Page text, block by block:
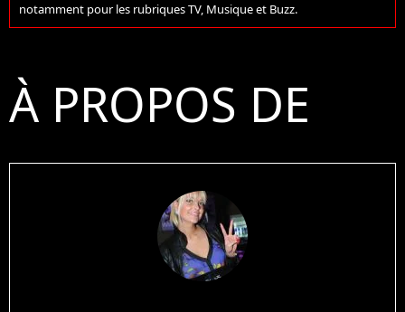
notamment pour les rubriques TV, Musique et Buzz.
À PROPOS DE